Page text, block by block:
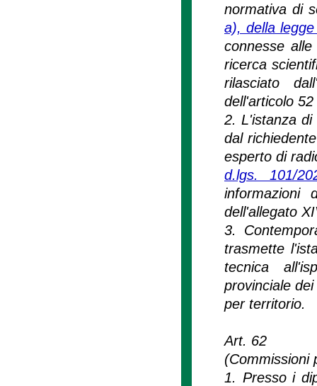
normativa di
a), della
connesse
ricerca
rilasciato
dell'articolo
2. L'istanza di
dal
esperto di
d.lgs. 101/
dell'allegato
3.
trasmette
tecnica
provinciale
per territorio.
Art. 62
(Commissioni
1. Presso i